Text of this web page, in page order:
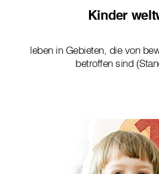
Kinder
leben in Gebieten, die von
betroffen sind